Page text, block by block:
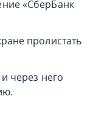
«СберБанк
пролистать
через него